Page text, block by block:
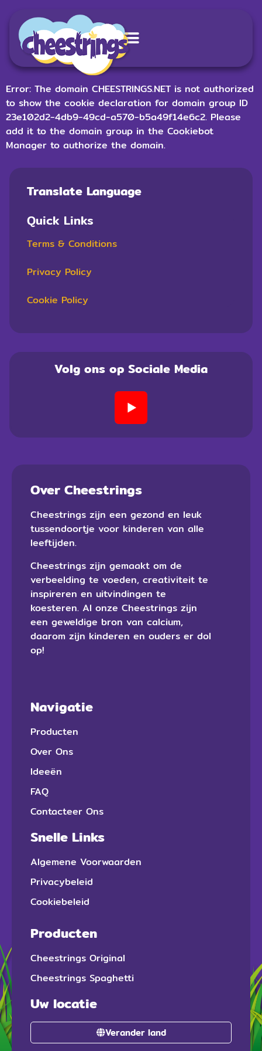
Error: The domain CHEESTRINGS.NET is not authorized
to show the cookie declaration for domain group ID
23e102d2-4db9-49cd-a570-b5a49f14e6c2. Please
add it to the domain group in the Cookiebot
Manager to authorize the domain.
Translate Language
Quick Links
Terms & Conditions
Privacy Policy
Cookie Policy
Volg ons op Sociale Media
Over Cheestrings
Cheestrings zijn een gezond en leuk
tussendoortje voor kinderen van alle
leeftijden.
Cheestrings zijn gemaakt om de
verbeelding te voeden, creativiteit te
inspireren en uitvindingen te
koesteren. Al onze Cheestrings zijn
een geweldige bron van calcium,
daarom zijn kinderen en ouders er dol
op!
Navigatie
Producten
Over Ons
Ideeën
FAQ
Contacteer Ons
Snelle Links
Algemene Voorwaarden
Privacybeleid
Cookiebeleid
Producten
Cheestrings Original
Cheestrings Spaghetti
Uw locatie
Verander land